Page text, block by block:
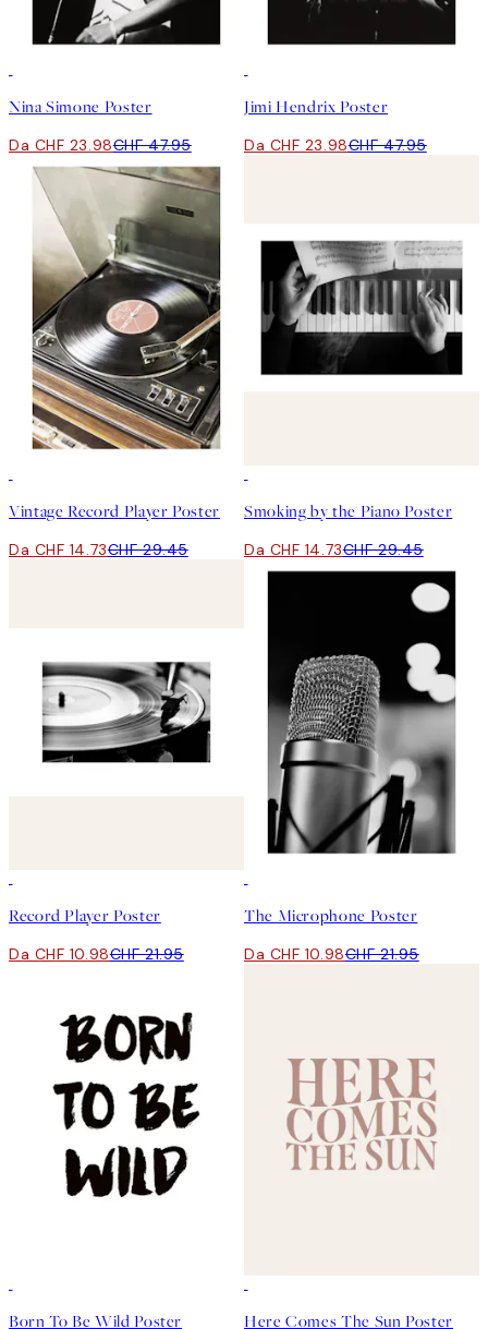
Nina Simone Poster
Da CHF 23.98CHF 47.95
Jimi Hendrix Poster
Da CHF 23.98CHF 47.95
Vintage Record Player Poster
Da CHF 14.73CHF 29.45
Smoking by the Piano Poster
Da CHF 14.73CHF 29.45
Record Player Poster
Da CHF 10.98CHF 21.95
The Microphone Poster
Da CHF 10.98CHF 21.95
Born To Be Wild Poster Here Comes The Sun Poster